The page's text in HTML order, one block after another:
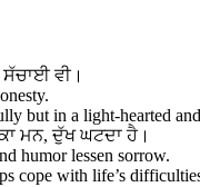
ਸੱਚਾਈ ਵੀ।
but in a light-hearted
ਮਨ, ਦੁੱਖ ਘਟਦਾ ਹੈ।
humor lessen sorrow.
cope with life’s